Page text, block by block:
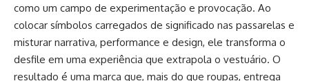
como um campo de experimentação e provocação. Ao
colocar símbolos carregados de significado nas passarelas e
misturar narrativa, performance e design, ele transforma o
desfile em uma experiência que extrapola o vestuário. O
resultado é uma marca que, mais do que roupas, entrega